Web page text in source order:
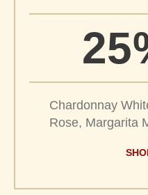
Chardonnay
Rose, Margarita